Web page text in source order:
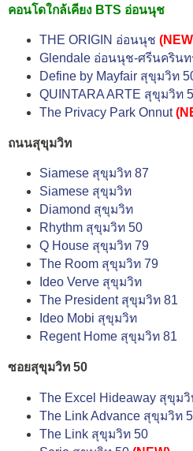
คอนโดใกล้เคียง BTS อ่อนนุช
THE ORIGIN อ่อนนุช
Glendale อ่อนนุช-ศรีนครินท
Define by Mayfair สุขุมวิท
QUINTARA ARTE สุขุมวิท
The Privacy Park Onnut
ถนนสุขุมวิท
Siamese สุขุมวิท 87
Siamese สุขุมวิท
Diamond สุขุมวิท
Rhythm สุขุมวิท 50
Q House สุขุมวิท 79
The Room สุขุมวิท 79
Ideo Verve สุขุมวิท
The President สุขุมวิท 81
Ideo Mobi สุขุมวิท
Regent Home สุขุมวิท 81
ซอยสุขุมวิท 50
The Excel Hideaway สุขุม
The Link Advance สุขุมวิท
The Link สุขุมวิท 50